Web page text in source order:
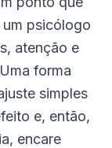
psicólogo
atenção e
forma
simples
e, então,
encare